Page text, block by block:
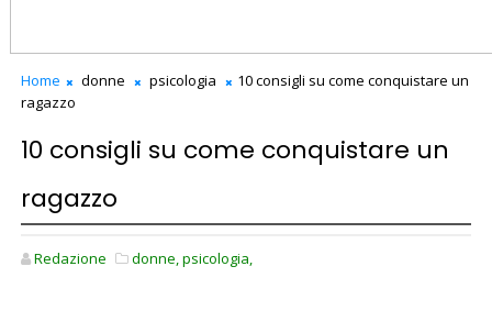
Home donne psicologia
10 consigli su come conquistare un
ragazzo
10 consigli su come conquistare un
ragazzo
Redazione donne,psicologia,